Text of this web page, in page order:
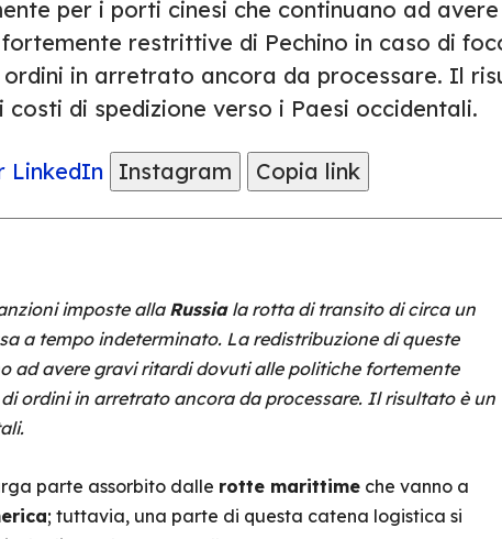
per i porti cinesi che continuano ad
restrittive di Pechino in caso di
in arretrato ancora da processare. Il
costi di spedizione verso i Paesi occidentali.
LinkedIn Instagram Copia link
imposte alla Russiala rotta di transito di circa un
a tempo indeterminato. La redistribuzione di queste
ad avere gravi ritardi dovuti alle politiche fortemente
ordini in arretrato ancora da processare. Il risultato è un
parte assorbito dalle rotte marittimeche vanno a
; tuttavia, una parte di questa catena logistica si